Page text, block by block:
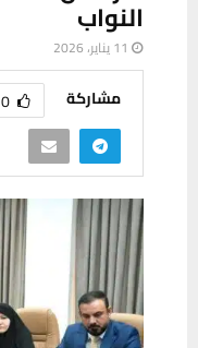
النواب
11 يناير، 2026
مشاركة 0